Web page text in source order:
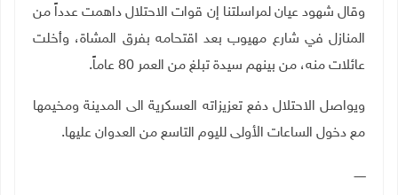
وقال شهود عيان لمراسلتنا إن قوات الاحتلال داهمت عدداً من
المنازل في شارع مهيوب بعد اقتحامه بفرق المشاة، وأخلت
عائلات منه، من بينهم سيدة تبلغ من العمر 80 عاماً
.
ويواصل الاحتلال دفع تعزيزاته العسكرية الى المدينة ومخيمها
مع دخول الساعات الأولى لليوم التاسع من العدوان عليها.
ــــــ